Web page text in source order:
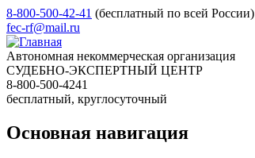
8-800-500-42-41 (бесплатный по всей России)
fec-rf@mail.ru
Автономная некоммерческая организация
СУДЕБНО-ЭКСПЕРТНЫЙ ЦЕНТР
8-800-500-4241
бесплатный, круглосуточный
Основная навигация